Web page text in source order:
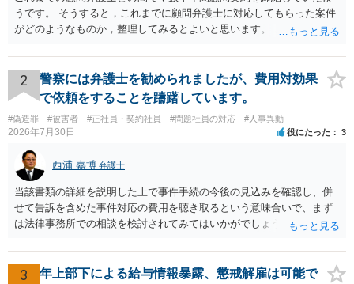
うです。 そうすると，これまでに顧問弁護士に対応してもらった案件
がどのようなものか，整理してみるとよいと思います。 これにより，
事務所を比較した上で，弁護士と面談をする際，そのような案件に対
応してもらえるのかが重要だと思います。 ただ，組合員の相談内容に
ついて，分野を絞っているのか，それともどのような分野でもよいと
いうことで法律相談を依頼しているかの観点も重要です。 組合員とす
れば，相談だけではなく，できれば受任まで考えている場合も多いと
思います。 そうすると，労働組合としての相談だけではなく，基本的
に全ての分野を対象にして考える必要もあるかもしれません。 そうで
ないと，相談内容によって，対応が変わってしまうこともあると思い
ます。 組合員の相談についても，基本的に受任まで考えてもらえるこ
とができるのかも検討要素の一つかもしれません。
2
警察には弁護士を勧められましたが、費用対効果
で依頼をすることを躊躇しています。
#偽造罪 #被害者 #正社員・契約社員 #問題社員の対応 #人事異動
2026年7月30日 役にたった 3
西浦 嘉博 弁護士
当該書類の詳細を説明した上で事件手続の今後の見込みを確認し、併
せて告訴を含めた事件対応の費用を聴き取るという意味合いで、まず
は法律事務所での相談を検討されてみてはいかがでしょうか。 上記、
3
年上部下による給与情報暴露、懲戒解雇は可能で